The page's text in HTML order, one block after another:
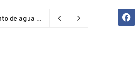
Sector industrial implementa planes de contingencia ante racionamiento de agua y hace un llamado a la eficiencia infraestructural